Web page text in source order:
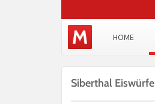
HOME
Siberthal